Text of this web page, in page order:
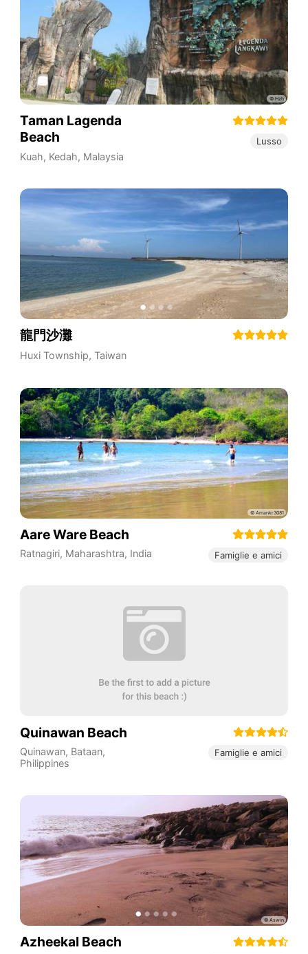
Taman Lagenda
Beach
Kuah, Kedah, Malaysia
Lusso
龍門沙灘
Huxi Township, Taiwan
Aare Ware Beach
Ratnagiri, Maharashtra, India Famiglie e amici
Quinawan Beach
Quinawan, Bataan,
Philippines
Famiglie e amici
Azheekal Beach